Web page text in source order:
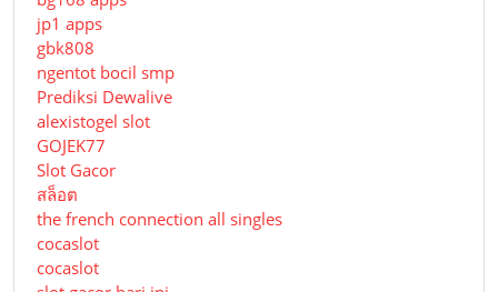
jp1 apps
gbk808
ngentot bocil smp
Prediksi Dewalive
alexistogel slot
GOJEK77
Slot Gacor
สล็อต
the french connection all singles
cocaslot
cocaslot